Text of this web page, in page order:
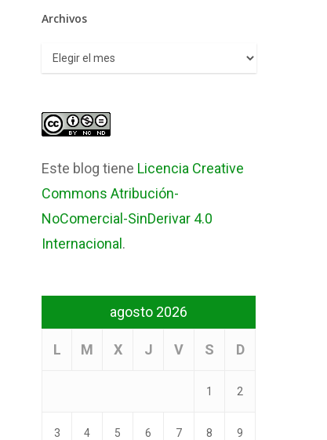
Archivos
Archivos
Este blog tiene Licencia Creative
Commons Atribución-
NoComercial-SinDerivar 4.0
Internacional .
agosto 2026
L M X J V S D
1 2
3 4 5 6 7 8 9